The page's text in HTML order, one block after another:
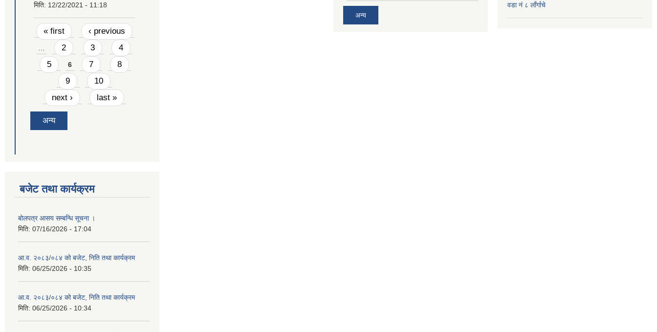
मिति: 12/22/2021 - 11:18
Pages
« first ‹ previous
2 3
4
5
6 7
8
9
10
next ›
last »
अन्य
बजेट तथा कार्यक्रम
बोलपत्र आसय सम्बन्धि सूचना ।
मिति: 07/16/2026 - 17:04
आ.व. २०८३/०८४ को बजेट, निति तथा कार्यक्रम
मिति: 06/25/2026 - 10:35
आ.व. २०८३/०८४ को बजेट, निति तथा कार्यक्रम
मिति: 06/25/2026 - 10:34
अन्य
वडा नं ८ लाँर्गाचे